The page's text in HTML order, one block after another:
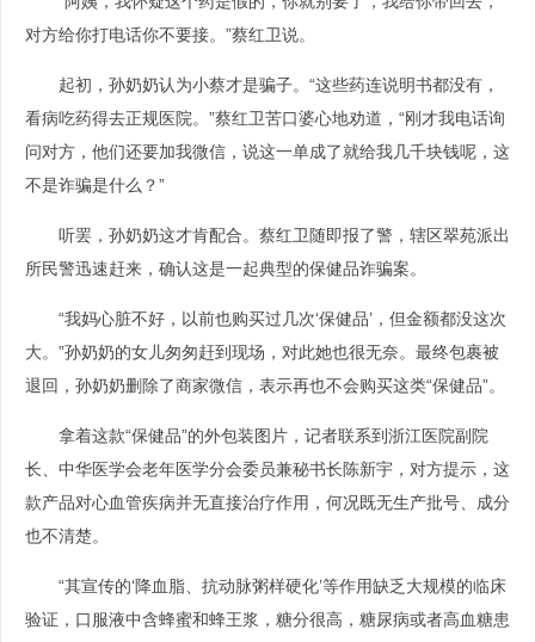
对方给你打电话你不要接。”蔡红卫说。
起初，孙奶奶认为小蔡才是骗子。“这些药连说明书都没有，
看病吃药得去正规医院。”蔡红卫苦口婆心地劝道，“刚才我电话询
问对方，他们还要加我微信，说这一单成了就给我几千块钱呢，这
不是诈骗是什么？”
听罢，孙奶奶这才肯配合。蔡红卫随即报了警，辖区翠苑派出
所民警迅速赶来，确认这是一起典型的保健品诈骗案。
“我妈心脏不好，以前也购买过几次‘保健品’，但金额都没这次
大。”孙奶奶的女儿匆匆赶到现场，对此她也很无奈。最终包裹被
退回，孙奶奶删除了商家微信，表示再也不会购买这类“保健品”。
拿着这款“保健品”的外包装图片，记者联系到浙江医院副院
长、中华医学会老年医学分会委员兼秘书长陈新宇，对方提示，这
款产品对心血管疾病并无直接治疗作用，何况既无生产批号、成分
也不清楚。
“其宣传的‘降血脂、抗动脉粥样硬化’等作用缺乏大规模的临床
验证，口服液中含蜂蜜和蜂王浆，糖分很高，糖尿病或者高血糖患